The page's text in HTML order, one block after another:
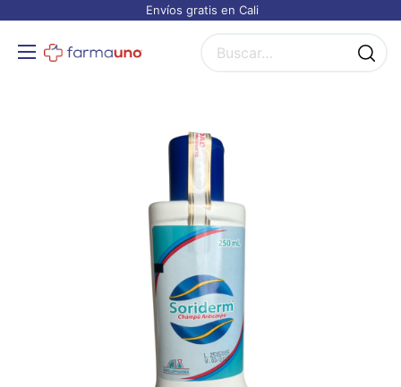
Envíos gratis en Cali